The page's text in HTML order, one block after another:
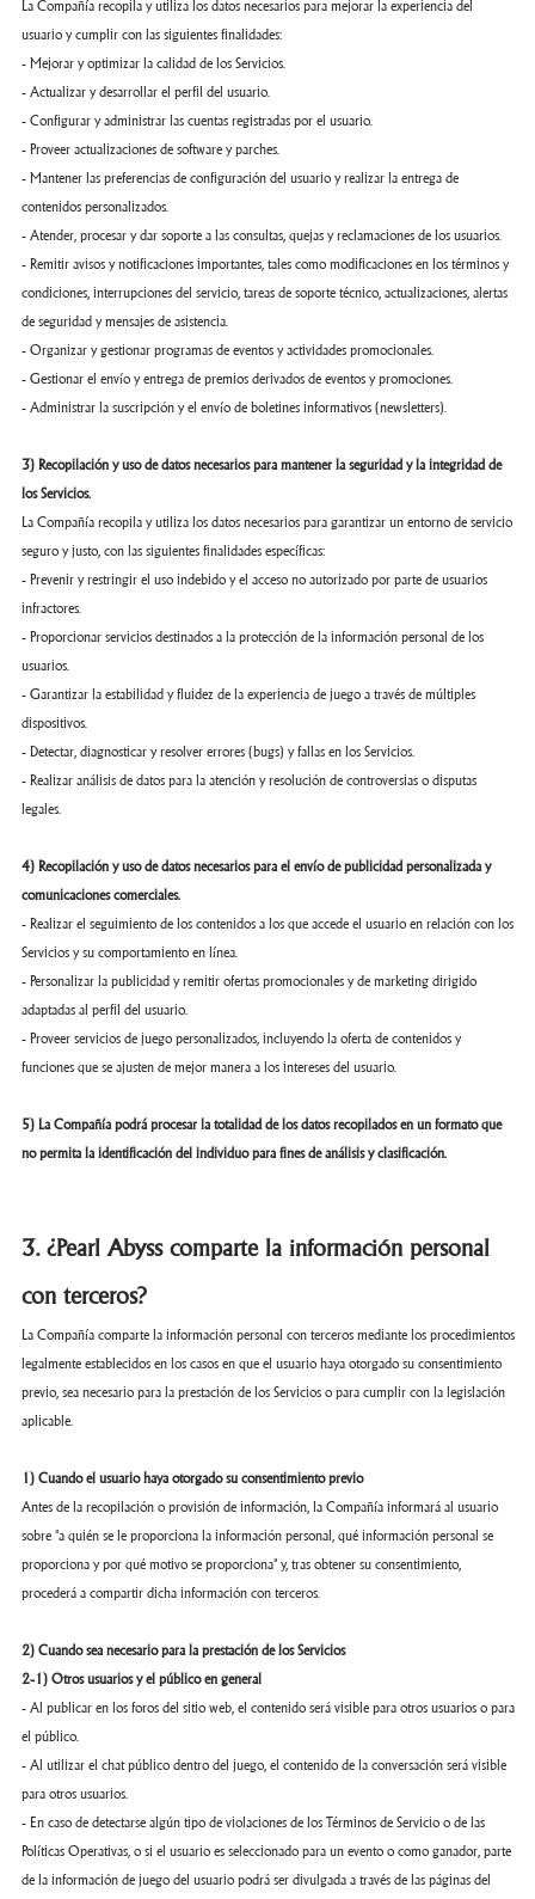
La Compañía recopila y utiliza los datos necesarios para mejorar la experiencia del
usuario y cumplir con las siguientes finalidades:
- Mejorar y optimizar la calidad de los Servicios.
- Actualizar y desarrollar el perfil del usuario.
- Configurar y administrar las cuentas registradas por el usuario.
- Proveer actualizaciones de software y parches.
- Mantener las preferencias de configuración del usuario y realizar la entrega de
contenidos personalizados.
- Atender, procesar y dar soporte a las consultas, quejas y reclamaciones de los usuarios.
- Remitir avisos y notificaciones importantes, tales como modificaciones en los términos y
condiciones, interrupciones del servicio, tareas de soporte técnico, actualizaciones, alertas
de seguridad y mensajes de asistencia.
- Organizar y gestionar programas de eventos y actividades promocionales.
- Gestionar el envío y entrega de premios derivados de eventos y promociones.
- Administrar la suscripción y el envío de boletines informativos (newsletters).
3) Recopilación y uso de datos necesarios para mantener la seguridad y la integridad de
los Servicios.
La Compañía recopila y utiliza los datos necesarios para garantizar un entorno de servicio
seguro y justo, con las siguientes finalidades específicas:
- Prevenir y restringir el uso indebido y el acceso no autorizado por parte de usuarios
infractores.
- Proporcionar servicios destinados a la protección de la información personal de los
usuarios.
- Garantizar la estabilidad y fluidez de la experiencia de juego a través de múltiples
dispositivos.
- Detectar, diagnosticar y resolver errores (bugs) y fallas en los Servicios.
- Realizar análisis de datos para la atención y resolución de controversias o disputas
legales.
4) Recopilación y uso de datos necesarios para el envío de publicidad personalizada y
comunicaciones comerciales.
- Realizar el seguimiento de los contenidos a los que accede el usuario en relación con los
Servicios y su comportamiento en línea.
- Personalizar la publicidad y remitir ofertas promocionales y de marketing dirigido
adaptadas al perfil del usuario.
- Proveer servicios de juego personalizados, incluyendo la oferta de contenidos y
funciones que se ajusten de mejor manera a los intereses del usuario.
5) La Compañía podrá procesar la totalidad de los datos recopilados en un formato que
no permita la identificación del individuo para fines de análisis y clasificación.
3. ¿Pearl Abyss comparte la información personal
con terceros?
La Compañía comparte la información personal con terceros mediante los procedimientos
legalmente establecidos en los casos en que el usuario haya otorgado su consentimiento
previo, sea necesario para la prestación de los Servicios o para cumplir con la legislación
aplicable.
1) Cuando el usuario haya otorgado su consentimiento previo
Antes de la recopilación o provisión de información, la Compañía informará al usuario
sobre "a quién se le proporciona la información personal, qué información personal se
proporciona y por qué motivo se proporciona" y, tras obtener su consentimiento,
procederá a compartir dicha información con terceros.
2) Cuando sea necesario para la prestación de los Servicios
2-1) Otros usuarios y el público en general
- Al publicar en los foros del sitio web, el contenido será visible para otros usuarios o para
el público.
- Al utilizar el chat público dentro del juego, el contenido de la conversación será visible
para otros usuarios.
- En caso de detectarse algún tipo de violaciones de los Términos de Servicio o de las
Políticas Operativas, o si el usuario es seleccionado para un evento o como ganador, parte
de la información de juego del usuario podrá ser divulgada a través de las páginas del